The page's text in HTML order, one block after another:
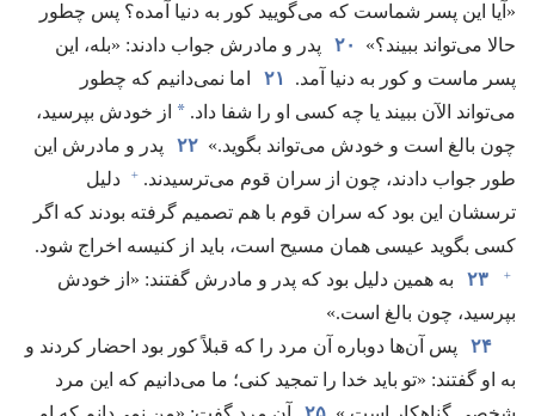
«آیا این پسر شماست که می‌گویید کور به دنیا آمده؟‏ پس چطور
حالا می‌تواند ببیند؟‏»
۲۰
پدر و مادرش جواب دادند:‏ «بله،‏ این
پسر ماست و کور به دنیا آمد.‏
۲۱
اما نمی‌دانیم که چطور
می‌تواند الآن ببیند یا چه کسی او را شفا داد.‏ * از خودش بپرسید،‏
چون بالغ است و خودش می‌تواند بگوید.‏» ۲۲
پدر و مادرش این
طور جواب دادند،‏ چون از سران قوم می‌ترسیدند.‏ +
دلیل
ترسشان این بود که سران قوم با هم تصمیم گرفته بودند که اگر
کسی بگوید عیسی همان مسیح است،‏ باید از کنیسه اخراج شود.‏
+ ۲۳
به همین دلیل بود که پدر و مادرش گفتند:‏ «از خودش
بپرسید،‏ چون بالغ است.‏»‏
۲۴
پس آن‌ها دوباره آن مرد را که قبلاً کور بود احضار کردند و
به او گفتند:‏ «تو باید خدا را تمجید کنی؛‏ ما می‌دانیم که این مرد